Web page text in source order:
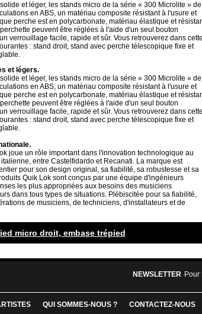
et léger, les stands micro de la série « 300 Microlite » de
en ABS, un matériau composite résistant à l'usure et
perche est en polycarbonate, matériau élastique et
peuvent être réglées à l'aide d'un seul bouton
verrouillage facile, rapide et sûr. Vous retrouverez dans
: stand droit, stand avec perche télescopique fixe et
et légers.
et léger, les stands micro de la série « 300 Microlite » de
en ABS, un matériau composite résistant à l'usure et
perche est en polycarbonate, matériau élastique et
peuvent être réglées à l'aide d'un seul bouton
verrouillage facile, rapide et sûr. Vous retrouverez dans
: stand droit, stand avec perche télescopique fixe et
joue un rôle important dans l'innovation technologique au
entre Castelfidardo et Recanati. La marque est
pour son design original, sa fiabilité, sa robustesse et sa
Quik Lok sont conçus par une équipe d'ingénieurs
les plus appropriées aux besoins des musiciens
dans tous types de situations. Plébiscitée pour sa fiabilité,
de musiciens, de techniciens, d'installateurs et de
micro droit, embase trépied
NEWSLETTER Pour
QUI SOMMES-NOUS ? CONTACTEZ-NOUS